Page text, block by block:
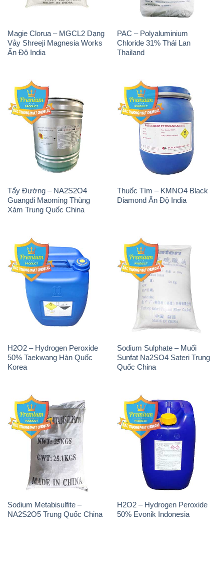
Magie Clorua – MGCL2 Dạng
Vảy Shreeji Magnesia Works
Ấn Độ India
PAC – Polyaluminium
Chloride 31% Thái Lan
Thailand
Tẩy Đường – NA2S2O4
Guangdi Maoming Thùng
Xám Trung Quốc China
Thuốc Tím – KMNO4 Black
Diamond Ấn Độ India
H2O2 – Hydrogen Peroxide
50% Taekwang Hàn Quốc
Korea
Sodium Sulphate – Muối
Sunfat Na2SO4 Sateri Trung
Quốc China
Sodium Metabisulfite –
NA2S2O5 Trung Quốc China
H2O2 – Hydrogen Peroxide
50% Evonik Indonesia